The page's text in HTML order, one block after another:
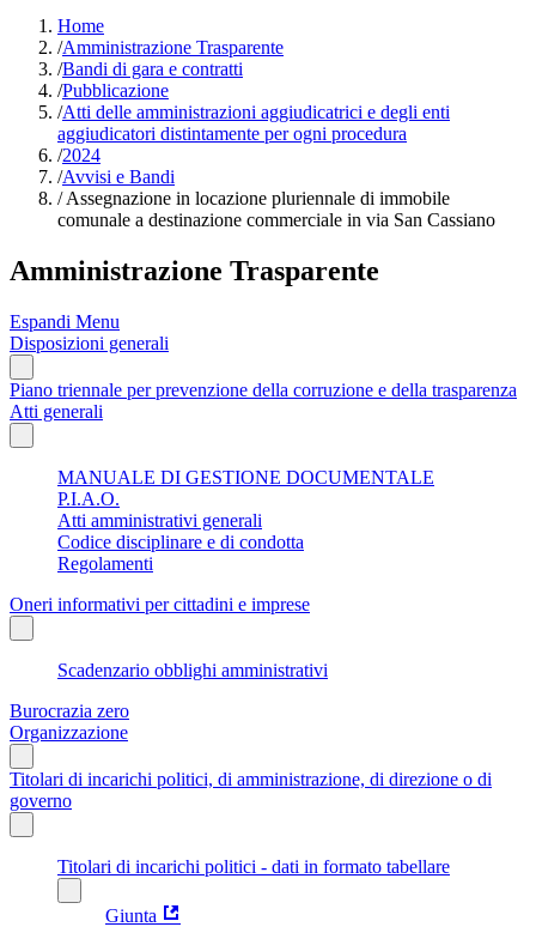
Home
/Amministrazione Trasparente
/Bandi di gara e contratti
/Pubblicazione
/Atti delle amministrazioni aggiudicatrici e degli enti
aggiudicatori distintamente per ogni procedura
/2024
/Avvisi e Bandi
/Assegnazione in locazione pluriennale di immobile
comunale a destinazione commerciale in via San Cassiano
Amministrazione Trasparente
Espandi Menu
Disposizioni generali
Piano triennale per prevenzione della corruzione e della trasparenza
Atti generali
MANUALE DI GESTIONE DOCUMENTALE
P.I.A.O.
Atti amministrativi generali
Codice disciplinare e di condotta
Regolamenti
Oneri informativi per cittadini e imprese
Scadenzario obblighi amministrativi
Burocrazia zero
Organizzazione
Titolari di incarichi politici, di amministrazione, di direzione o di
governo
Titolari di incarichi politici - dati in formato tabellare
Giunta